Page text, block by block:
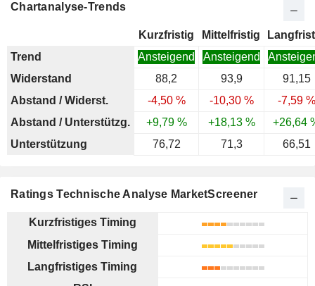
Chartanalyse-Trends
Kurzfristig Mittelfristig
Trend
Ansteigend Ansteigend
Widerstand
88,2 93,9
91,15
Abstand / Widerst.
-4,50 % -10,30 %
-7,59 %
Abstand / Unterstützg.
+9,79 % +18,13 %
+26,64
Unterstützung
76,72 71,3 66,51
Ratings Technische Analyse MarketScreener
Kurzfristiges Timing
Mittelfristiges Timing
Langfristiges Timing